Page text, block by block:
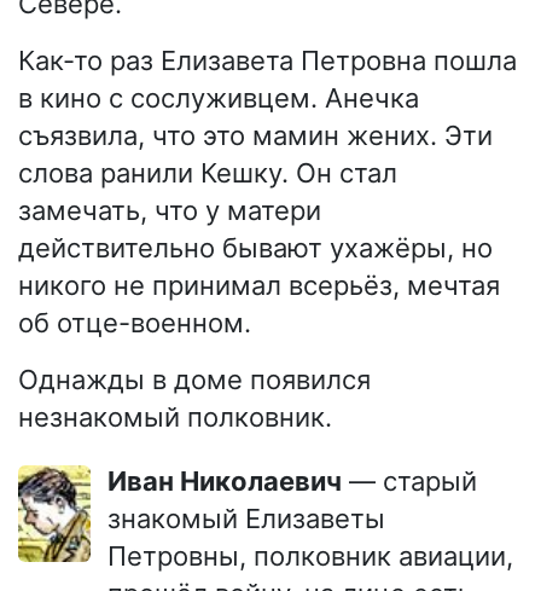
Как-то раз Елизавета Петровна пошла
в кино с сослуживцем. Анечка
съязвила, что это мамин жених. Эти
слова ранили Кешку. Он стал
замечать, что у матери
действительно бывают ухажёры, но
никого не принимал всерьёз, мечтая
об отце-военном.
Однажды в доме появился
незнакомый полковник.
Иван Николаевич — старый
знакомый Елизаветы
Петровны, полковник авиации,